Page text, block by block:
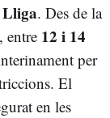
. Des de la
entre 12 i 14
per
El
en les